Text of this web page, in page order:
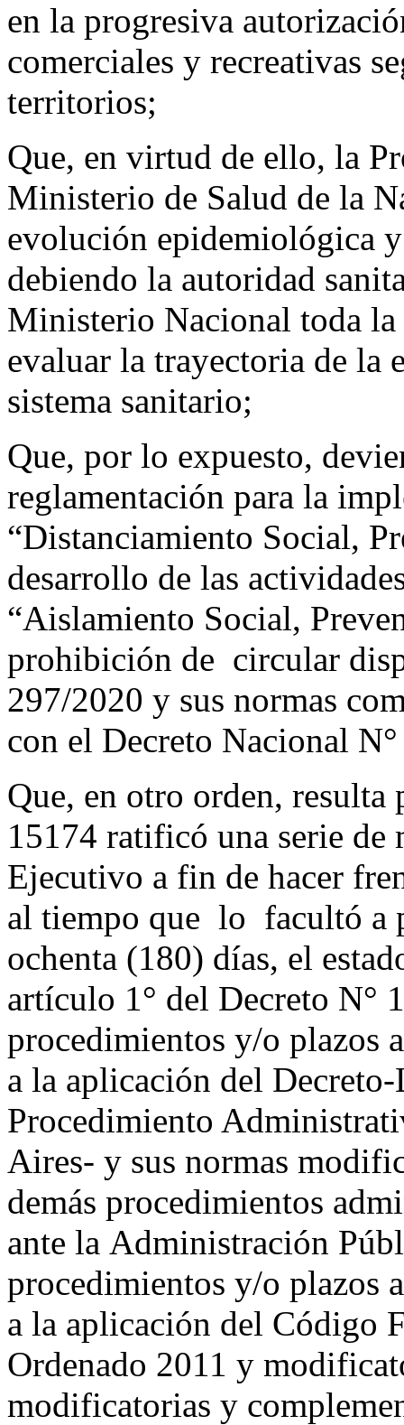
en la progresiva
comerciales y recreativas
territorios;
Que, en virtud de ello, la
Ministerio de Salud de la
evolución epidemiológica
debiendo la autoridad
Ministerio Nacional toda
evaluar la trayectoria de la
sistema sanitario;
Que, por lo expuesto,
reglamentación para la
“Distanciamiento Social,
desarrollo de las
“Aislamiento Social,
prohibición de circular
297/2020 y sus normas
con el Decreto Nacional
Que, en otro orden, resulta
15174 ratificó una serie de
Ejecutivo a fin de hacer
al tiempo que lo facultó a
ochenta (180) días, el
artículo 1° del Decreto N°
procedimientos y/o plazos
a la aplicación del
Procedimiento
Aires- y sus normas
demás procedimientos
ante la Administración
procedimientos y/o plazos
a la aplicación del Código
Ordenado 2011 y
modificatorias y